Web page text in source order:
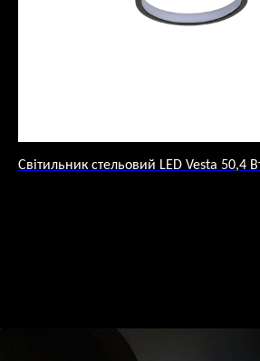
Світильник стельовий LED Vesta 50,4